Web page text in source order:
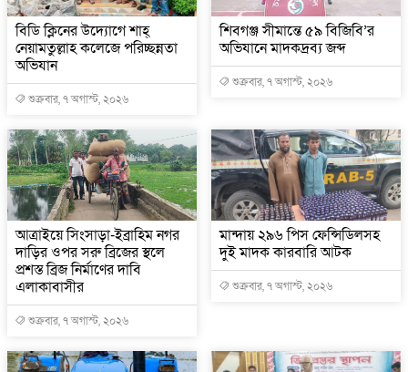
বিডি ক্লিনের উদ্যোগে শাহ্
নেয়ামতুল্লাহ কলেজে পরিচ্ছন্নতা
অভিযান
শুক্রবার, ৭ অগাস্ট, ২০২৬
শিবগঞ্জ সীমান্তে ৫৯ বিজিবি’র
অভিযানে মাদকদ্রব্য জব্দ
শুক্রবার, ৭ অগাস্ট, ২০২৬
আত্রাইয়ে সিংসাড়া-ইব্রাহিম নগর
দাড়ির ওপর সরু ব্রিজের স্থলে
প্রশস্ত ব্রিজ নির্মাণের দাবি
এলাকাবাসীর
শুক্রবার, ৭ অগাস্ট, ২০২৬
মান্দায় ২৯৬ পিস ফেন্সিডিলসহ
দুই মাদক কারবারি আটক
শুক্রবার, ৭ অগাস্ট, ২০২৬